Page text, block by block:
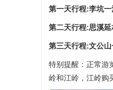
第一天行程:李坑
第二天行程:思溪
第三天行程:文公
特别提醒：正常游
岭和江岭，江岭购